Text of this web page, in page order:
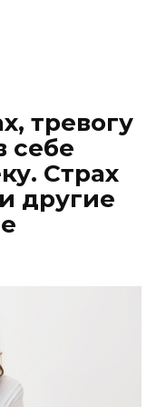
тревогу
себе
Страх
другие